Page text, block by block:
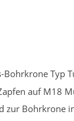
Bohrkrone Typ
auf M18
zur Bohrkrone